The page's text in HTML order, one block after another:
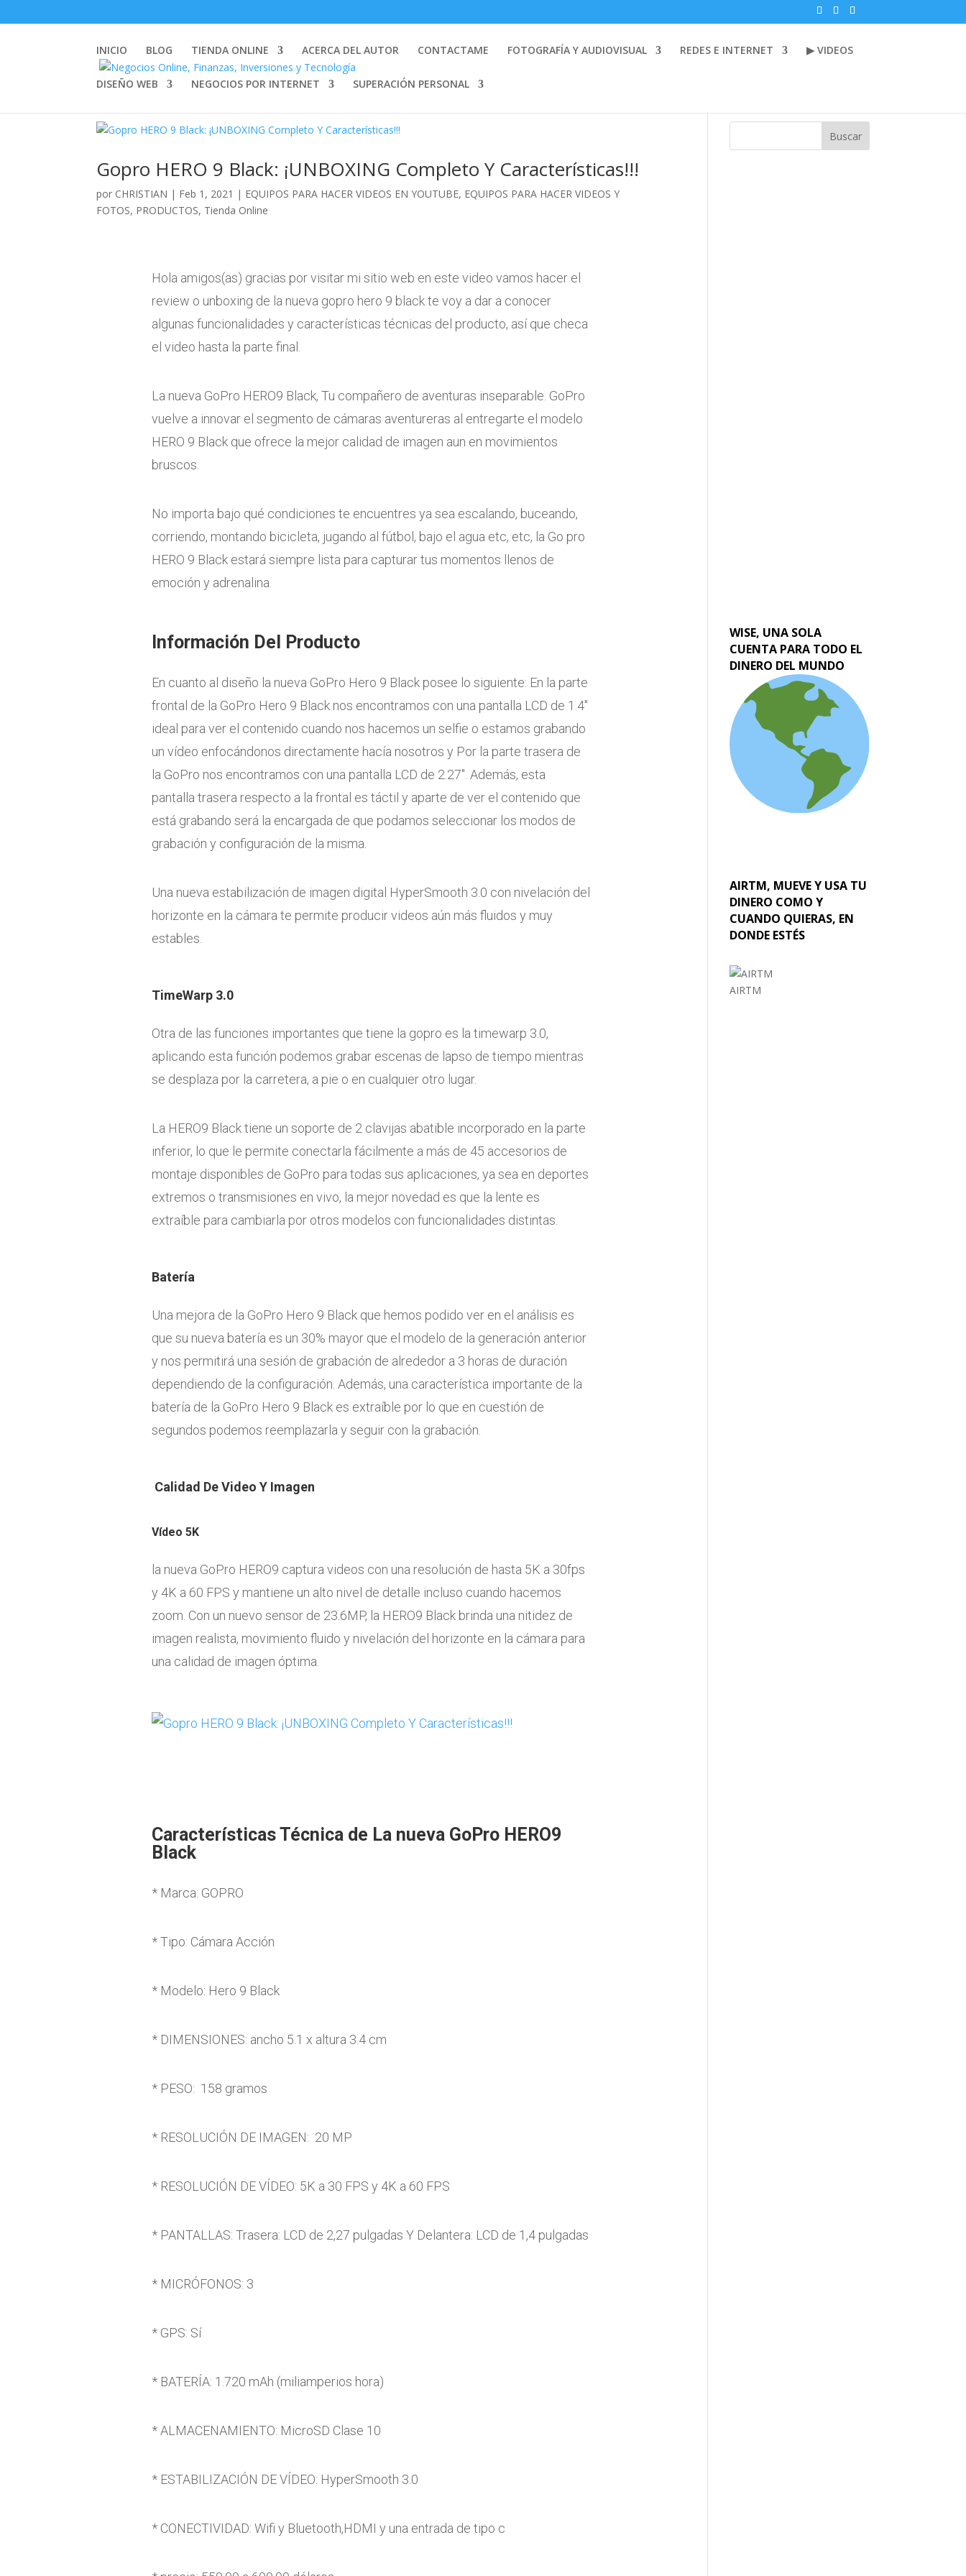
INICIO BLOG TIENDA ONLINE ACERCA DEL AUTOR CONTACTAME FOTOGRAFÍA Y AUDIOVISUAL REDES E INTERNET ▶ VIDEOS
DISEÑO WEB NEGOCIOS POR INTERNET SUPERACIÓN PERSONAL
Gopro HERO 9 Black: ¡UNBOXING Completo Y Características!!!
por CHRISTIAN | Feb 1, 2021 | EQUIPOS PARA HACER VIDEOS EN YOUTUBE, EQUIPOS PARA HACER VIDEOS Y
FOTOS, PRODUCTOS, Tienda Online
Hola amigos(as) gracias por visitar mi sitio web en este video vamos hacer el
review o unboxing de la nueva gopro hero 9 black te voy a dar a conocer
algunas funcionalidades y características técnicas del producto, así que checa
el video hasta la parte final.
La nueva GoPro HERO9 Black, Tu compañero de aventuras inseparable. GoPro
vuelve a innovar el segmento de cámaras aventureras al entregarte el modelo
HERO 9 Black que ofrece la mejor calidad de imagen aun en movimientos
bruscos.
No importa bajo qué condiciones te encuentres ya sea escalando, buceando,
corriendo, montando bicicleta, jugando al fútbol, bajo el agua etc, etc, la Go pro
HERO 9 Black estará siempre lista para capturar tus momentos llenos de
emoción y adrenalina.
Información Del Producto
En cuanto al diseño la nueva GoPro Hero 9 Black posee lo siguiente: En la parte
frontal de la GoPro Hero 9 Black nos encontramos con una pantalla LCD de 1.4″
ideal para ver el contenido cuando nos hacemos un selfie o estamos grabando
un vídeo enfocándonos directamente hacía nosotros y Por la parte trasera de
la GoPro nos encontramos con una pantalla LCD de 2.27″. Además, esta
pantalla trasera respecto a la frontal es táctil y aparte de ver el contenido que
está grabando será la encargada de que podamos seleccionar los modos de
grabación y configuración de la misma.
Una nueva estabilización de imagen digital HyperSmooth 3.0 con nivelación del
horizonte en la cámara te permite producir videos aún más fluidos y muy
estables.
TimeWarp 3.0
Otra de las funciones importantes que tiene la gopro es la timewarp 3.0,
aplicando esta función podemos grabar escenas de lapso de tiempo mientras
se desplaza por la carretera, a pie o en cualquier otro lugar.
La HERO9 Black tiene un soporte de 2 clavijas abatible incorporado en la parte
inferior, lo que le permite conectarla fácilmente a más de 45 accesorios de
montaje disponibles de GoPro para todas sus aplicaciones, ya sea en deportes
extremos o transmisiones en vivo, la mejor novedad es que la lente es
extraíble para cambiarla por otros modelos con funcionalidades distintas.
Batería
Una mejora de la GoPro Hero 9 Black que hemos podido ver en el análisis es
que su nueva batería es un 30% mayor que el modelo de la generación anterior
y nos permitirá una sesión de grabación de alrededor a 3 horas de duración
dependiendo de la configuración. Además, una característica importante de la
batería de la GoPro Hero 9 Black es extraíble por lo que en cuestión de
segundos podemos reemplazarla y seguir con la grabación.
Calidad De Video Y Imagen
Vídeo 5K
la nueva GoPro HERO9 captura videos con una resolución de hasta 5K a 30fps
y 4K a 60 FPS y mantiene un alto nivel de detalle incluso cuando hacemos
zoom. Con un nuevo sensor de 23.6MP, la HERO9 Black brinda una nitidez de
imagen realista, movimiento fluido y nivelación del horizonte en la cámara para
una calidad de imagen óptima.
Características Técnica de La nueva GoPro HERO9
Black
* Marca: GOPRO
* Tipo: Cámara Acción
* Modelo: Hero 9 Black
* DIMENSIONES: ancho 5.1 x altura 3.4 cm
* PESO: 158 gramos
* RESOLUCIÓN DE IMAGEN: 20 MP
* RESOLUCIÓN DE VÍDEO: 5K a 30 FPS y 4K a 60 FPS
* PANTALLAS: Trasera: LCD de 2,27 pulgadas Y Delantera: LCD de 1,4 pulgadas
* MICRÓFONOS: 3
* GPS: Sí
* BATERÍA: 1.720 mAh (miliamperios hora)
* ALMACENAMIENTO: MicroSD Clase 10
* ESTABILIZACIÓN DE VÍDEO: HyperSmooth 3.0
* CONECTIVIDAD: Wifi y Bluetooth,HDMI y una entrada de tipo c
Buscar
WISE, UNA SOLA
CUENTA PARA TODO EL
DINERO DEL MUNDO
AIRTM, MUEVE Y USA TU
DINERO COMO Y
CUANDO QUIERAS, EN
DONDE ESTÉS
AIRTM